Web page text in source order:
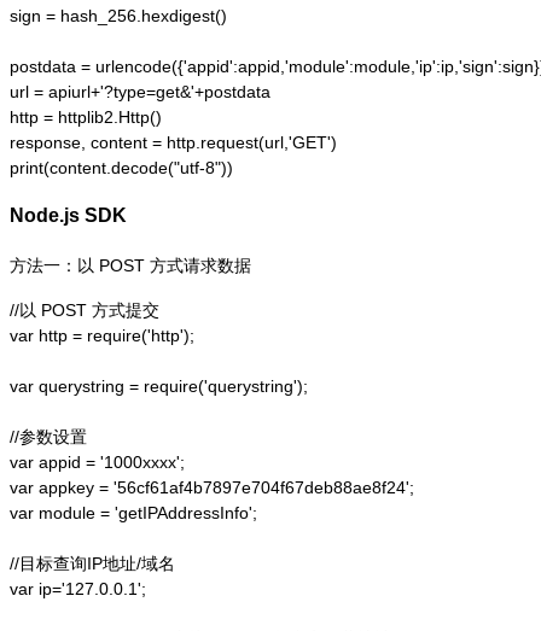
sign = hash_256.hexdigest()
postdata =
url = apiurl+'?type=get&'+postdata
http = httplib2.Http()
response, content = http.request(url,'GET')
print(content.decode("utf-8"))
Node.js SDK
方法一：以 POST 方式请求数据
//以 POST 方式提交
var http = require('http');
var querystring = require('querystring');
//参数设置
var appid = '1000xxxx';
var appkey = '56cf61af4b7897e704f67deb88ae8f24';
var module = 'getIPAddressInfo';
//目标查询IP地址/域名
var ip='127.0.0.1';